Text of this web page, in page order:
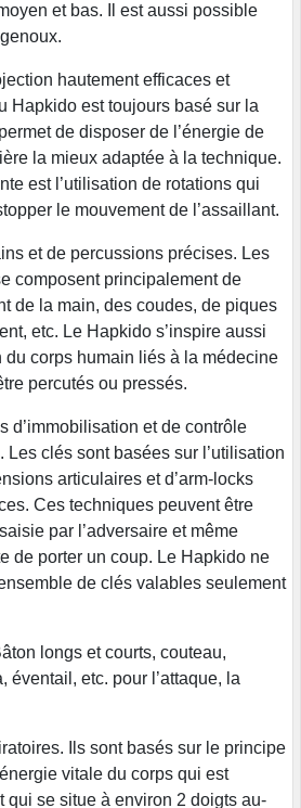
et bas. Il est aussi possible
hautement efficaces et
Hapkido est toujours basé sur la
de disposer de l’énergie de
la mieux adaptée à la technique.
est l’utilisation de rotations qui
le mouvement de l’assaillant.
et de percussions précises. Les
composent principalement de
de la main, des coudes, de piques
etc. Le Hapkido s’inspire aussi
corps humain liés à la médecine
percutés ou pressés.
d’immobilisation et de contrôle
clés sont basées sur l’utilisation
articulaires et d’arm-locks
Ces techniques peuvent être
par l’adversaire et même
de porter un coup. Le Hapkido ne
de clés valables seulement
longs et courts, couteau,
éventail, etc. pour l’attaque, la
Ils sont basés sur le principe
vitale du corps qui est
qui se situe à environ 2 doigts au-